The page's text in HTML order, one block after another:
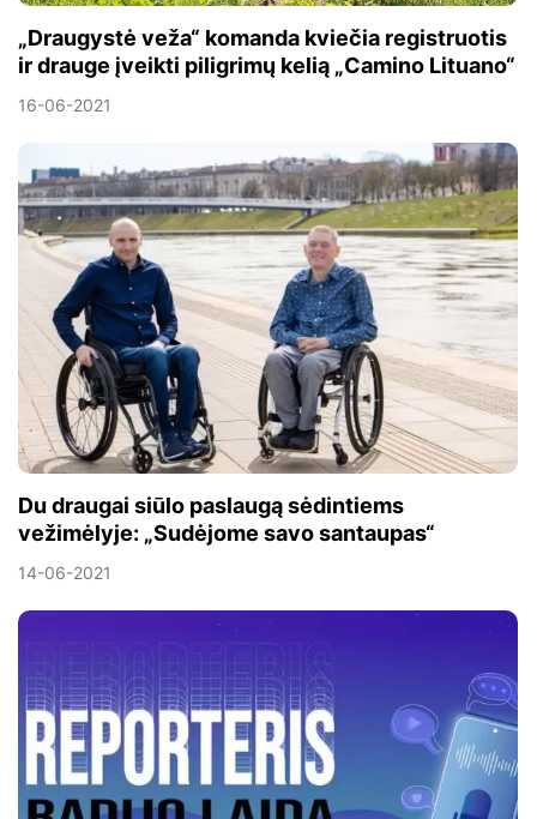
„Draugystė veža“ komanda kviečia registruotis
ir drauge įveikti piligrimų kelią „Camino Lituano“
16-06-2021
Du draugai siūlo paslaugą sėdintiems
vežimėlyje: „Sudėjome savo santaupas“
14-06-2021